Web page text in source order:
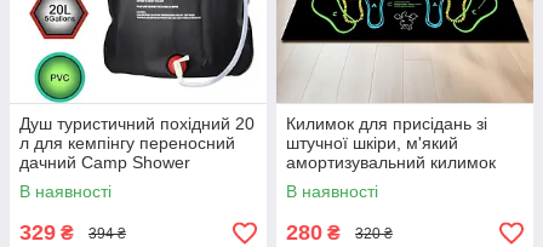
Душ туристичний похідний 20
л для кемпінгу переносний
дачний Camp Shower
В наявності
329 ₴ 394 ₴
Килимок для присідань зі
штучної шкіри, м'який
амортизувальний килимок
для вправ на колінах,
універсальний фітнес-
килимок
В наявності
280 ₴ 320 ₴